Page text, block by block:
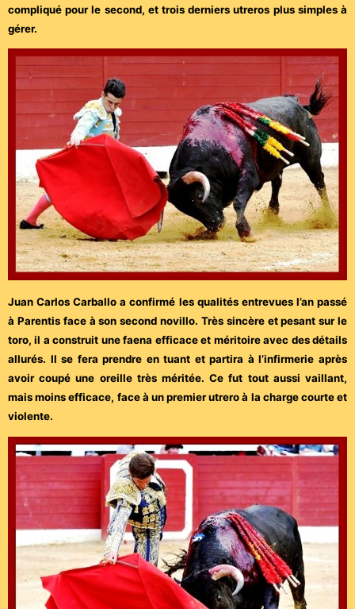
compliqué pour le second, et trois derniers utreros plus simples à
gérer.
Juan Carlos Carballo a confirmé les qualités entrevues l’an passé
à Parentis face à son second novillo. Très sincère et pesant sur le
toro, il a construit une faena efficace et méritoire avec des détails
allurés. Il se fera prendre en tuant et partira à l’infirmerie après
avoir coupé une oreille très méritée. Ce fut tout aussi vaillant,
mais moins efficace, face à un premier utrero à la charge courte et
violente.